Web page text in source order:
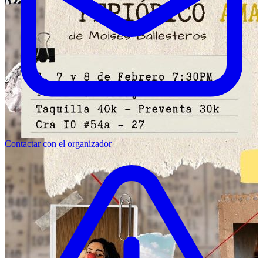
Contactar con el organizador